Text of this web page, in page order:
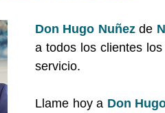
Don Hugo Nuñez de
a todos los clientes
servicio.
Llame hoy a Don